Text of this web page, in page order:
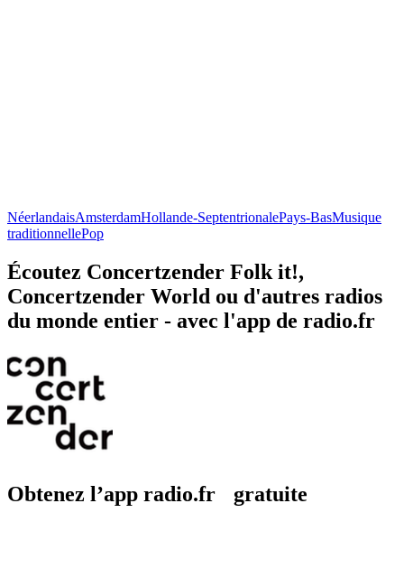
NéerlandaisAmsterdamHollande-SeptentrionalePays-BasMusique
traditionnellePop
Écoutez Concertzender Folk it!,
Concertzender World ou d'autres radios
du monde entier - avec l'app de radio.fr
Obtenez l’app radio.fr gratuite